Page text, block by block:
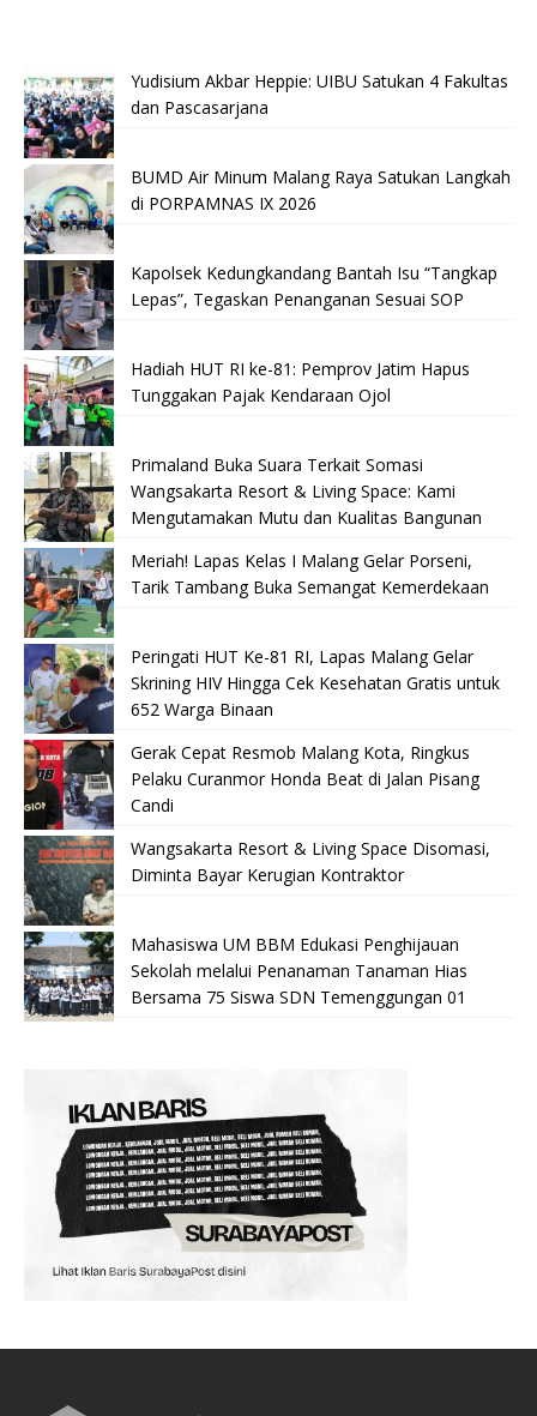
Yudisium Akbar Heppie: UIBU Satukan 4 Fakultas
dan Pascasarjana
BUMD Air Minum Malang Raya Satukan Langkah
di PORPAMNAS IX 2026
Kapolsek Kedungkandang Bantah Isu “Tangkap
Lepas”, Tegaskan Penanganan Sesuai SOP
Hadiah HUT RI ke-81: Pemprov Jatim Hapus
Tunggakan Pajak Kendaraan Ojol
Primaland Buka Suara Terkait Somasi
Wangsakarta Resort & Living Space: Kami
Mengutamakan Mutu dan Kualitas Bangunan
Meriah! Lapas Kelas I Malang Gelar Porseni,
Tarik Tambang Buka Semangat Kemerdekaan
Peringati HUT Ke-81 RI, Lapas Malang Gelar
Skrining HIV Hingga Cek Kesehatan Gratis untuk
652 Warga Binaan
Gerak Cepat Resmob Malang Kota, Ringkus
Pelaku Curanmor Honda Beat di Jalan Pisang
Candi
Wangsakarta Resort & Living Space Disomasi,
Diminta Bayar Kerugian Kontraktor
Mahasiswa UM BBM Edukasi Penghijauan
Sekolah melalui Penanaman Tanaman Hias
Bersama 75 Siswa SDN Temenggungan 01